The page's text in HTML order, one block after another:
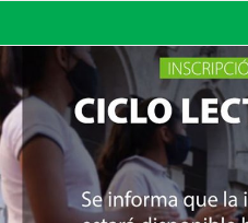
MINISTERIO
DE